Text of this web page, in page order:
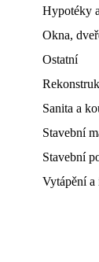
Hypotéky
Okna,
Ostatní
Sanita a
Stavební
Stavební
Vytápění a